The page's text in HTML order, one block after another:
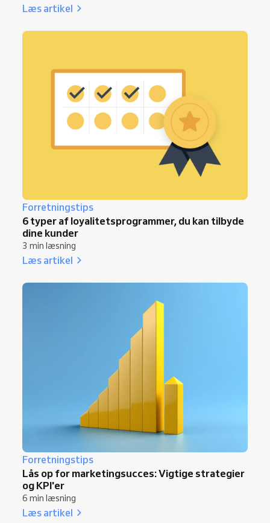
Læs artikel
Forretningstips
6 typer af loyalitetsprogrammer, du kan tilbyde
dine kunder
3 min læsning
Læs artikel
Forretningstips
Lås op for marketingsucces: Vigtige strategier
og KPI'er
6 min læsning
Læs artikel